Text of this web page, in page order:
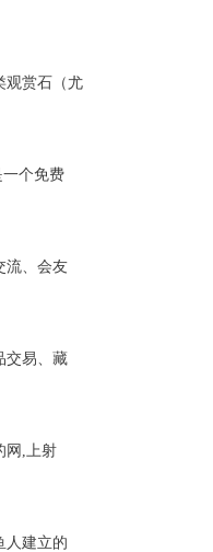
观赏石（尤
个免费
流、会友
交易、藏
网,上射
人建立的